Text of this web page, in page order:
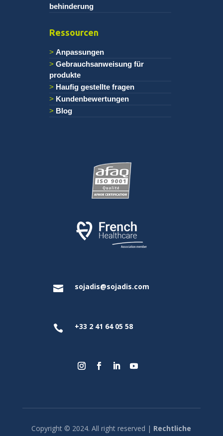
behinderung
Ressourcen
Anpassungen
Gebrauchsanweisung für
produkte
Haufig gestellte fragen
Kundenbewertungen
Blog
 sojadis@sojadis.com
 +33 2 41 64 05 58
Copyright © 2024. All right reserved | Rechtliche